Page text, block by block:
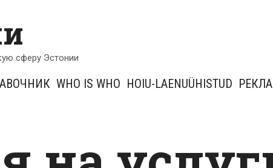
сферу Эстонии
WHO IS WHO HOIU-LAENUÜHISTUD